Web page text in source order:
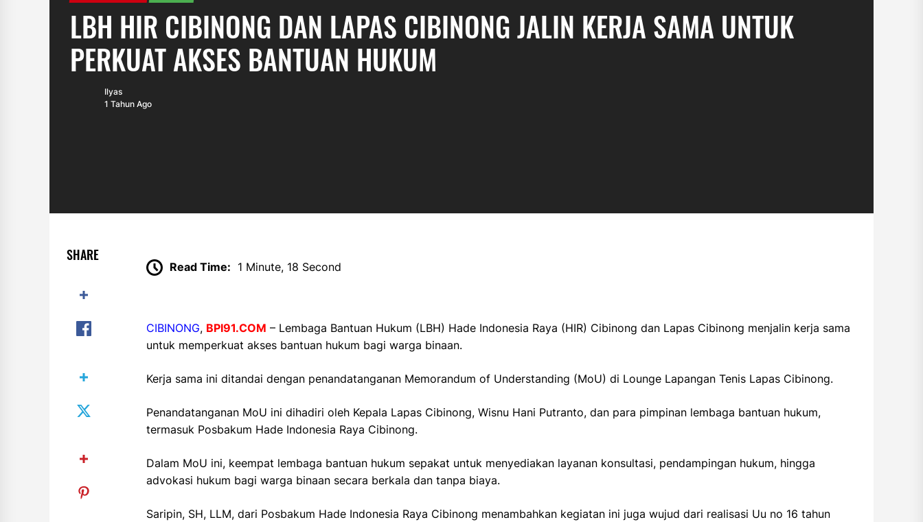
LBH HIR CIBINONG DAN LAPAS CIBINONG JALIN KERJA SAMA UNTUK
PERKUAT AKSES BANTUAN HUKUM
Ilyas
1 Tahun Ago
SHARE
Read Time: 1 Minute, 18 Second
CIBINONG, BPI91.COM – Lembaga Bantuan Hukum (LBH) Hade Indonesia Raya (HIR) Cibinong dan Lapas Cibinong menjalin kerja sama
untuk memperkuat akses bantuan hukum bagi warga binaan.
Kerja sama ini ditandai dengan penandatanganan Memorandum of Understanding (MoU) di Lounge Lapangan Tenis Lapas Cibinong.
Penandatanganan MoU ini dihadiri oleh Kepala Lapas Cibinong, Wisnu Hani Putranto, dan para pimpinan lembaga bantuan hukum,
termasuk Posbakum Hade Indonesia Raya Cibinong.
Dalam MoU ini, keempat lembaga bantuan hukum sepakat untuk menyediakan layanan konsultasi, pendampingan hukum, hingga
advokasi hukum bagi warga binaan secara berkala dan tanpa biaya.
Saripin, SH, LLM, dari Posbakum Hade Indonesia Raya Cibinong menambahkan kegiatan ini juga wujud dari realisasi Uu no 16 tahun